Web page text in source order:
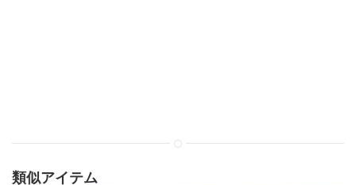
類似アイテム